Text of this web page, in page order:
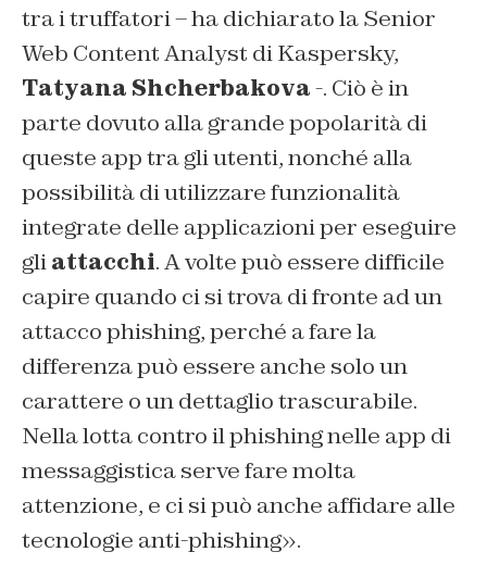
tra i truffatori – ha dichiarato la Senior
Web Content Analyst di Kaspersky,
Tatyana Shcherbakova-. Ciò è in
parte dovuto alla grande popolarità di
queste app tra gli utenti, nonché alla
possibilità di utilizzare funzionalità
integrate delle applicazioni per eseguire
gliattacchi. A volte può essere difficile
capire quando ci si trova di fronte ad un
attacco phishing, perché a fare la
differenza può essere anche solo un
carattere o un dettaglio trascurabile.
Nella lotta contro il phishing nelle app di
messaggistica serve fare molta
attenzione, e ci si può anche affidare alle
tecnologie anti-phishing».